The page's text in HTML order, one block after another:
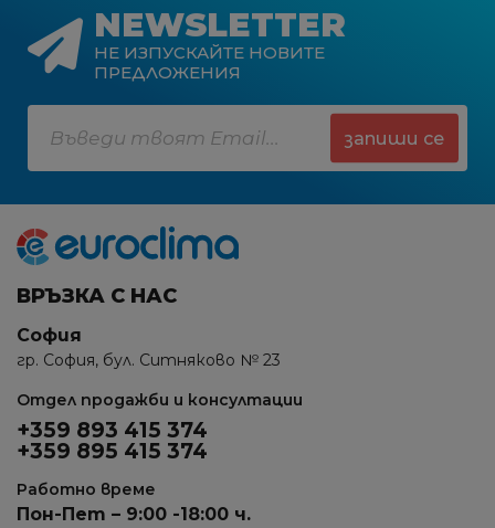
NEWSLETTER
НЕ ИЗПУСКАЙТЕ НОВИТЕ
ПРЕДЛОЖЕНИЯ
запиши се
ВРЪЗКА С НАС
София
гр. София, бул. Ситняково № 23
Отдел продажби и консултации
+359 893 415 374
+359 895 415 374
Работно време
Пон-Пет – 9:00 -18:00 ч.